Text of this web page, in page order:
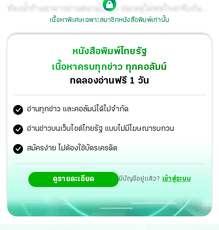
ห้องน้ำร้านอาหารย่านสนามบินน้ำ ปมเหตุไม่พอใจมาจับก้น
แฟนสาว จำเลยรับสารภาพลดโทษให้กึ่งหนึ่งเหลือคนละ 3 ปี
ไม่รอลงอาญา หนึ่งในลูกสมุนมีคดีเก่ารอลงอาญาอยู่โดนเพิ่ม
โทษเป็น 4 ปี เจ้าหน้าที่ราชทัณฑ์คุมตัวอินฟลูฯคนดังออกจาก
เรือนจำคดีทำร้ายแฟนสาวมาฟังคำพิพากษาที่ศาล ก่อนถูกส่ง
กลับเข้าไปนอนคุกต่อ
เนื้อหาพิเศษเฉพาะสมาชิกหนังสือพิมพ์เท่านั้น
หนังสือพิมพ์ไทยรัฐ
เนื้อหาครบทุกข่าว ทุกคอลัมน์
ทดลองอ่านฟรี 1 วัน
อ่านทุกข่าว และคอลัมน์ได้ไม่จำกัด
อ่านข่าวบนเว็บไซต์ไทยรัฐ แบบไม่มีโฆษณารบกวน
สมัครง่าย ไม่ต้องใช้บัตรเครดิต
ดูรายละเอียด มีบัญชีอยู่แล้ว? เข้าสู่ระบบ